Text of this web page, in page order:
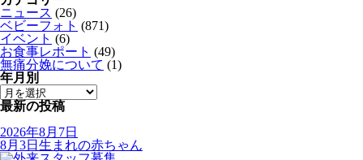
ニュース (26)
ベビーフォト (871)
イベント (6)
お食事レポート (49)
無痛分娩について (1)
年月別
最新の投稿
2026年8月7日
8月3日生まれの赤ちゃん